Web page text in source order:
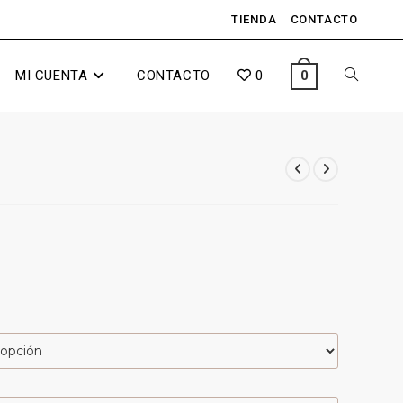
TIENDA CONTACTO
MI CUENTA CONTACTO 0 0